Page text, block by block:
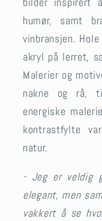
humør, samt
vinbransjen.
akryl på lerret,
Malerier og
nakne og rå,
energiske
kontrastfylte
natur.
- Jeg er veldig
elegant, men
vakkert å se